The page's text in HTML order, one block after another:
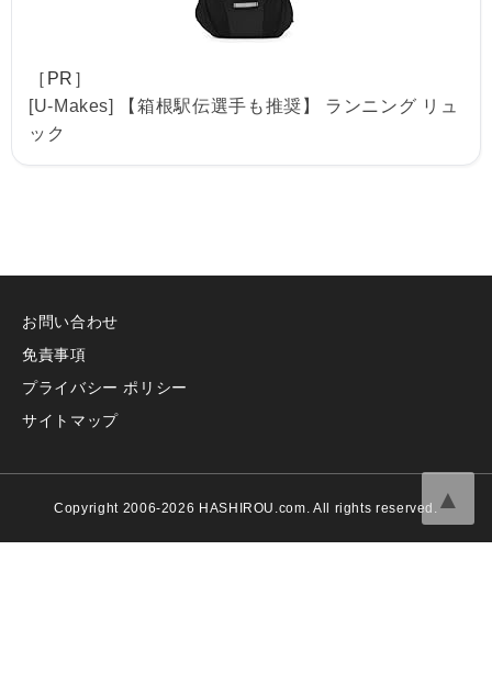
［PR］
[U-Makes] 【箱根駅伝選手も推奨】 ランニング リュ
ック
お問い合わせ
免責事項
プライバシー ポリシー
サイトマップ
Copyright 2006-2026 HASHIROU.com. All rights reserved. ▲